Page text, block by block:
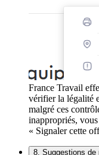
France Travail
vérifier la légalité
malgré ces
inappropriés,
« Signaler cette
8. Suggestions de